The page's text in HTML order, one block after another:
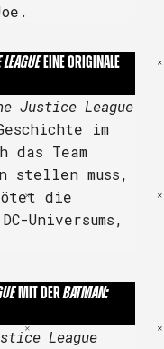
EINE ORIGINALE
Justice League
im
das Team
stellen muss,
die
Universums,
MIT DERBATMAN:
League